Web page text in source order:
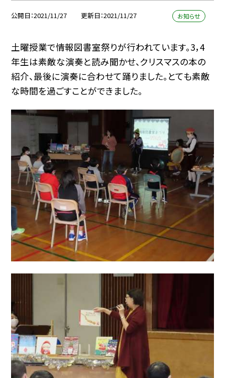
公開日 2021/11/27 更新日 2021/11/27 お知らせ
土曜授業で情報図書室祭りが行われています。3，4
年生は素敵な演奏と読み聞かせ、クリスマスの本の
紹介、最後に演奏に合わせて踊りました。とても素敵
な時間を過ごすことができました。